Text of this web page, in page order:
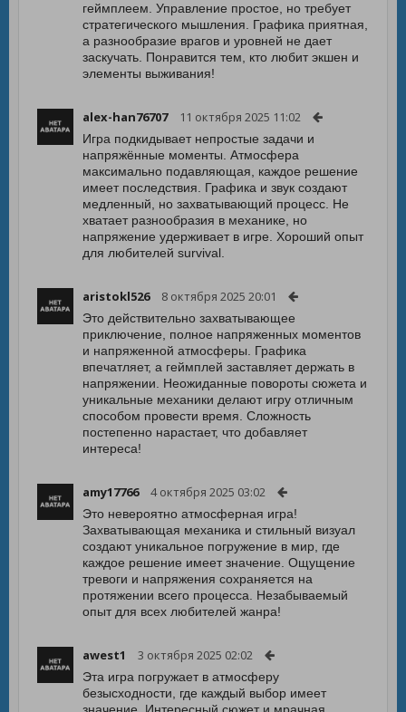
геймплеем. Управление простое, но требует
стратегического мышления. Графика приятная,
а разнообразие врагов и уровней не дает
заскучать. Понравится тем, кто любит экшен и
элементы выживания!
alex-han76707 11 октября 2025 11:02
Игра подкидывает непростые задачи и
напряжённые моменты. Атмосфера
максимально подавляющая, каждое решение
имеет последствия. Графика и звук создают
медленный, но захватывающий процесс. Не
хватает разнообразия в механике, но
напряжение удерживает в игре. Хороший опыт
для любителей survival.
aristokl526 8 октября 2025 20:01
Это действительно захватывающее
приключение, полное напряженных моментов
и напряженной атмосферы. Графика
впечатляет, а геймплей заставляет держать в
напряжении. Неожиданные повороты сюжета и
уникальные механики делают игру отличным
способом провести время. Сложность
постепенно нарастает, что добавляет
интереса!
amy17766 4 октября 2025 03:02
Это невероятно атмосферная игра!
Захватывающая механика и стильный визуал
создают уникальное погружение в мир, где
каждое решение имеет значение. Ощущение
тревоги и напряжения сохраняется на
протяжении всего процесса. Незабываемый
опыт для всех любителей жанра!
awest1 3 октября 2025 02:02
Эта игра погружает в атмосферу
безысходности, где каждый выбор имеет